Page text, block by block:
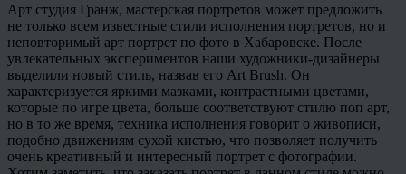
Арт студия Гранж, мастерская портретов может предложить
не только всем известные стили исполнения портретов, но и
неповторимый арт портрет по фото в Хабаровске. После
увлекательных экспериментов наши художники-дизайнеры
выделили новый стиль, назвав его Art Brush. Он
характеризуется яркими мазками, контрастными цветами,
которые по игре цвета, больше соответствуют стилю поп арт,
но в то же время, техника исполнения говорит о живописи,
подобно движениям сухой кистью, что позволяет получить
очень креативный и интересный портрет с фотографии.